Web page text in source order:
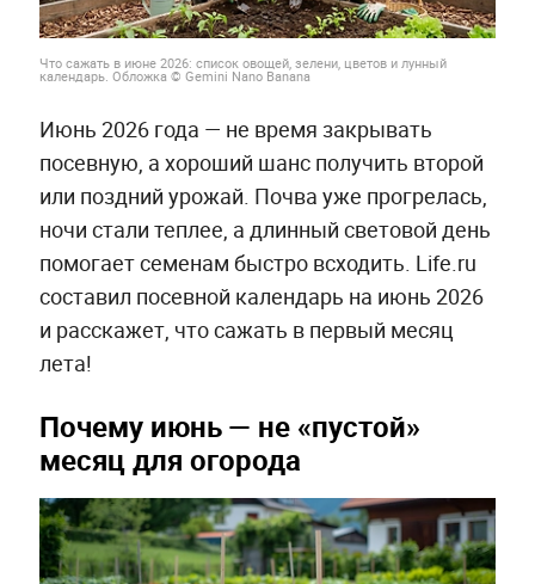
Что сажать в июне 2026: список овощей, зелени, цветов и лунный
календарь. Обложка © Gemini Nano Banana
Июнь 2026 года — не время закрывать
посевную, а хороший шанс получить второй
или поздний урожай. Почва уже прогрелась,
ночи стали теплее, а длинный световой день
помогает семенам быстро всходить. Life.ru
составил посевной календарь на июнь 2026
и расскажет, что сажать в первый месяц
лета!
Почему июнь — не «пустой»
месяц для огорода